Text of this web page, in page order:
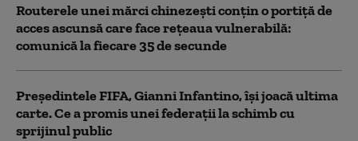
Routerele unei mărci chinezești conțin o portiță de
acces ascunsă care face rețeaua vulnerabilă:
comunică la fiecare 35 de secunde
Președintele FIFA, Gianni Infantino, îşi joacă ultima
carte. Ce a promis unei federații la schimb cu
sprijinul public